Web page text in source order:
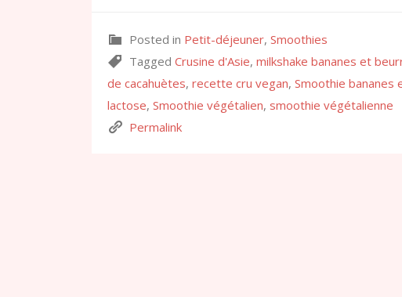
Posted in Petit-déjeuner, Smoothies
Tagged Crusine d'Asie, milkshake bananes et
de cacahuètes, recette cru vegan, Smoothie bananes
lactose, Smoothie végétalien, smoothie végétalienne
Permalink